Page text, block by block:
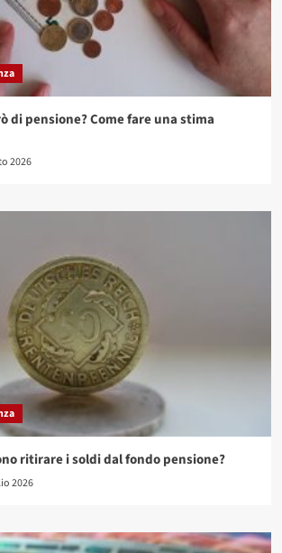
di pensione? Come fare una stima
2026
ritirare i soldi dal fondo pensione?
2026